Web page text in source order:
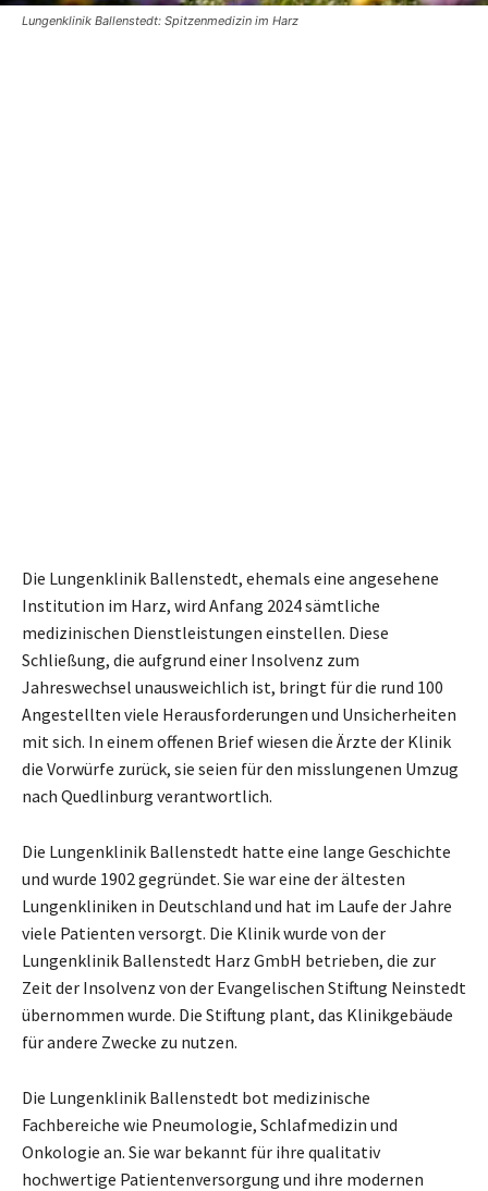
Lungenklinik Ballenstedt: Spitzenmedizin im Harz
Die Lungenklinik Ballenstedt, ehemals eine angesehene
Institution im Harz, wird Anfang 2024 sämtliche
medizinischen Dienstleistungen einstellen. Diese
Schließung, die aufgrund einer Insolvenz zum
Jahreswechsel unausweichlich ist, bringt für die rund 100
Angestellten viele Herausforderungen und Unsicherheiten
mit sich. In einem offenen Brief wiesen die Ärzte der Klinik
die Vorwürfe zurück, sie seien für den misslungenen Umzug
nach Quedlinburg verantwortlich.
Die Lungenklinik Ballenstedt hatte eine lange Geschichte
und wurde 1902 gegründet. Sie war eine der ältesten
Lungenkliniken in Deutschland und hat im Laufe der Jahre
viele Patienten versorgt. Die Klinik wurde von der
Lungenklinik Ballenstedt Harz GmbH betrieben, die zur
Zeit der Insolvenz von der Evangelischen Stiftung Neinstedt
übernommen wurde. Die Stiftung plant, das Klinikgebäude
für andere Zwecke zu nutzen.
Die Lungenklinik Ballenstedt bot medizinische
Fachbereiche wie Pneumologie, Schlafmedizin und
Onkologie an. Sie war bekannt für ihre qualitativ
hochwertige Patientenversorgung und ihre modernen